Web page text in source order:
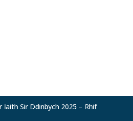
Sir Ddinbych 2025 – Rhif